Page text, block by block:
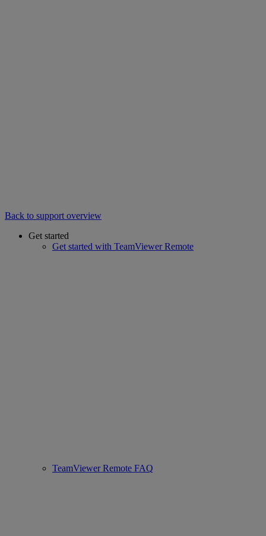
Back to support overview
Get started
Get started with TeamViewer Remote
TeamViewer Remote FAQ